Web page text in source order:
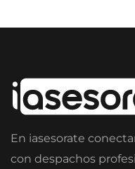
En iasesorate
con despachos